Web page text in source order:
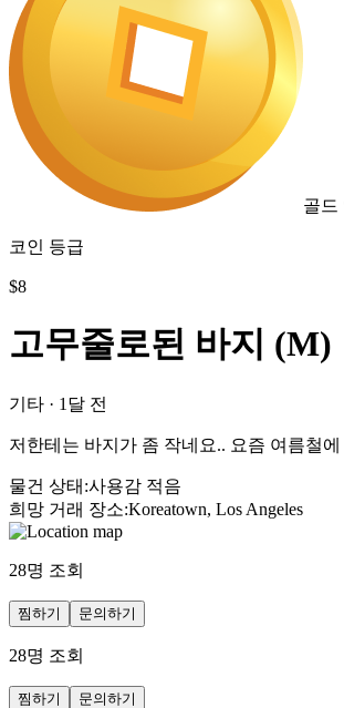
골드
코인 등급
$8
고무줄로된 바지 (M)
기타 · 1달 전
저한테는 바지가 좀 작네요.. 요즘 여름철
물건 상태 :사용감 적음
희망 거래 장소:Koreatown, Los Angeles
28명 조회
찜하기 문의하기
28명 조회
찜하기 문의하기